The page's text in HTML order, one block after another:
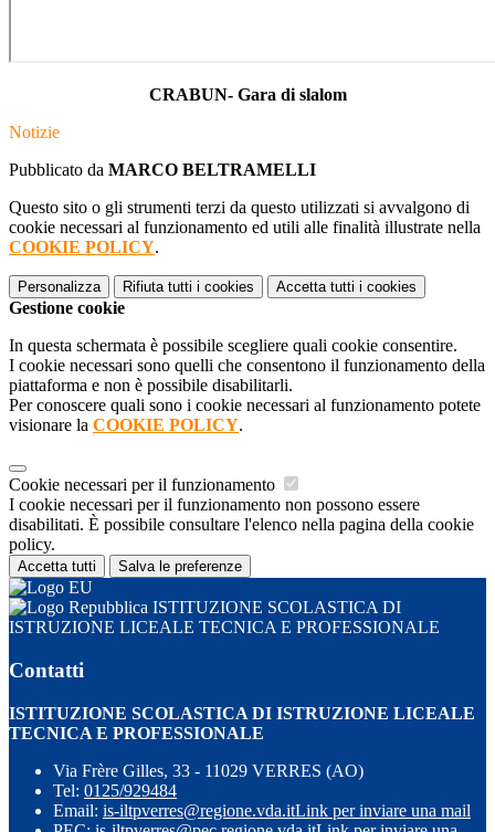
CRABUN- Gara di slalom
Notizie
Pubblicato da MARCO BELTRAMELLI
Questo sito o gli strumenti terzi da questo utilizzati si avvalgono di
cookie necessari al funzionamento ed utili alle finalità illustrate nella
COOKIE POLICY.
Personalizza Rifiuta tutti i cookies Accetta tutti i cookies
Gestione cookie
In questa schermata è possibile scegliere quali cookie consentire.
I cookie necessari sono quelli che consentono il funzionamento della
piattaforma e non è possibile disabilitarli.
Per conoscere quali sono i cookie necessari al funzionamento potete
visionare la COOKIE POLICY.
Cookie necessari per il funzionamento
I cookie necessari per il funzionamento non possono essere
disabilitati. È possibile consultare l'elenco nella pagina della cookie
policy.
Accetta tutti Salva le preferenze
ISTITUZIONE SCOLASTICA DI
ISTRUZIONE LICEALE TECNICA E PROFESSIONALE
Contatti
ISTITUZIONE SCOLASTICA DI ISTRUZIONE LICEALE
TECNICA E PROFESSIONALE
Via Frère Gilles, 33 - 11029 VERRES (AO)
Tel: 0125/929484
Email: is-iltpverres@regione.vda.itLink per inviare una mail